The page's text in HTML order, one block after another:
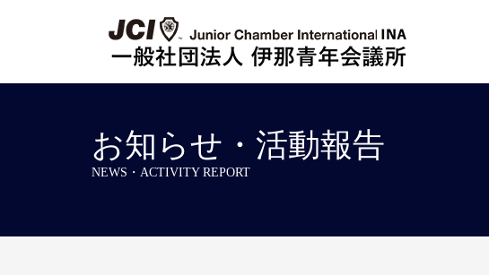
お知らせ・活動報告
NEWS・ACTIVITY REPORT